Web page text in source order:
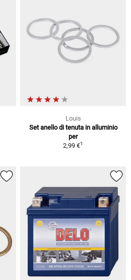
Louis
Set anello di tenuta in alluminio
per
2,99 €1